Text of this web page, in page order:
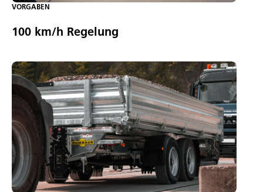
VORGABEN
100 km/h Regelung